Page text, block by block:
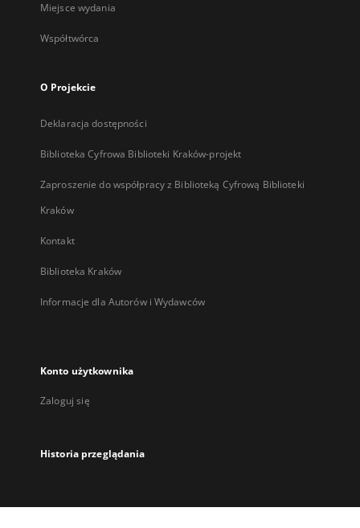
Miejsce wydania
Współtwórca
O Projekcie
Deklaracja dostępności
Biblioteka Cyfrowa Biblioteki Kraków-projekt
Zaproszenie do współpracy z Biblioteką Cyfrową Biblioteki
Kraków
Kontakt
Biblioteka Kraków
Informacje dla Autorów i Wydawców
Konto użytkownika
Zaloguj się
Historia przeglądania